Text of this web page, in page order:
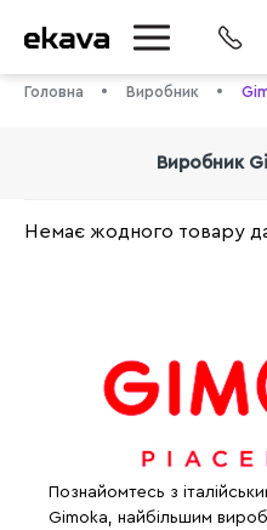
Головна Виробник
Виробник
Немає жодного товару
Познайомтесь з
Gimoka, найбільшим